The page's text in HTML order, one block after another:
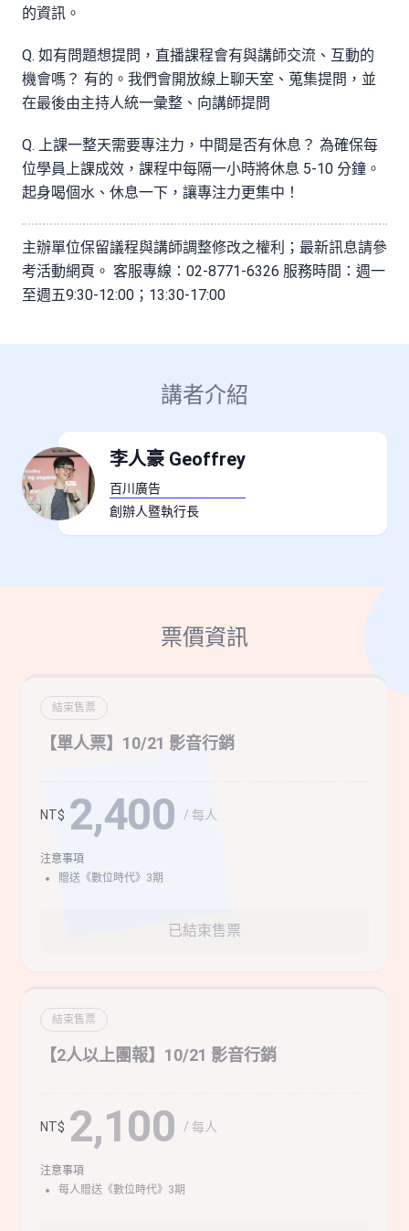
的資訊。
Q. 如有問題想提問，直播課程會有與講師交流、互動的
機會嗎？ 有的。我們會開放線上聊天室、蒐集提問，並
在最後由主持人統一彙整、向講師提問
Q. 上課一整天需要專注力，中間是否有休息？ 為確保每
位學員上課成效，課程中每隔一小時將休息 5-10 分鐘。
起身喝個水、休息一下，讓專注力更集中！
主辦單位保留議程與講師調整修改之權利；最新訊息請參
考活動網頁。 客服專線：02-8771-6326 服務時間：週一
至週五9:30-12:00；13:30-17:00
講者介紹
李人豪 Geoffrey
百川廣告
創辦人暨執行長
票價資訊
結束售票
【單人票】10/21 影音行銷
NT$ 2,400 / 每人
注意事項
贈送《數位時代》3期
已結束售票
結束售票
【2人以上團報】10/21 影音行銷
NT$ 2,100 / 每人
注意事項
每人贈送《數位時代》3期